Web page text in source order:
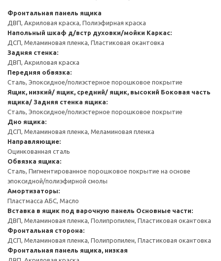
Фронтальная панель ящика
ДВП, Акриловая краска, Полиэфирная краска
Напольный шкаф д/встр духовки/мойки Каркас:
ДСП, Меламиновая пленка, Пластиковая окантовка
Задняя стенка:
ДВП, Акриловая краска
Передняя обвязка:
Сталь, Эпоксидное/полиэстерное порошковое покрытие
Ящик, низкий/ ящик, средний/ ящик, высокий Боковая часть
ящика/ Задняя стенка ящика:
Сталь, Эпоксидное/полиэстерное порошковое покрытие
Дно ящика:
ДСП, Меламиновая пленка, Меламиновая пленка
Направляющие:
Оцинкованная сталь
Обвязка ящика:
Сталь, Пигментированное порошковое покрытие на основе
эпоксидной/полиэфирной смолы
Амортизаторы:
Пластмасса АБС, Масло
Вставка в ящик под варочную панель Основные части:
ДВП, Меламиновая пленка, Полипропилен, Пластиковая окантовка
Фронтальная сторона:
ДСП, Меламиновая пленка, Полипропилен, Пластиковая окантовка
Фронтальная панель ящика, низкая